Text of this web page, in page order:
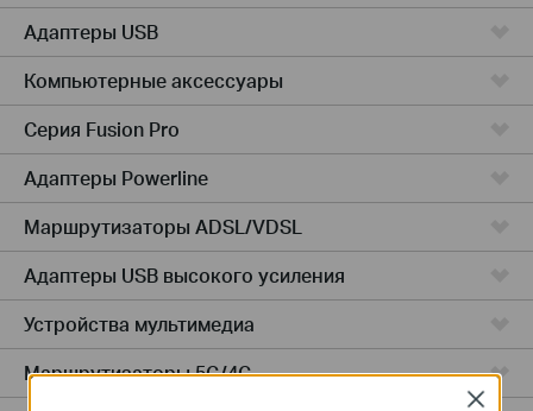
Адаптеры USB
Компьютерные аксессуары
Серия Fusion Pro
Адаптеры Powerline
Маршрутизаторы ADSL/VDSL
Адаптеры USB высокого усиления
Устройства мультимедиа
Маршрутизаторы 5G/4G
Close